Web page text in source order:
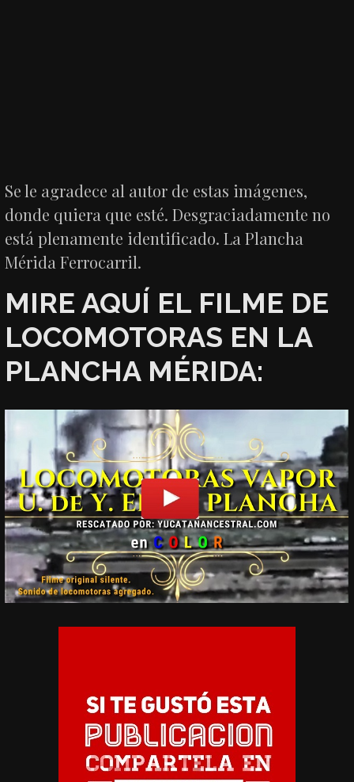
Se le agradece al autor de estas imágenes,
donde quiera que esté. Desgraciadamente no
está plenamente identificado. La Plancha
Mérida Ferrocarril.
MIRE AQUÍ EL FILME DE
LOCOMOTORAS EN LA
PLANCHA MÉRIDA: